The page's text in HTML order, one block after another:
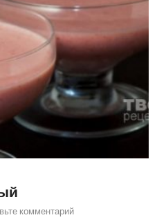
комментарий